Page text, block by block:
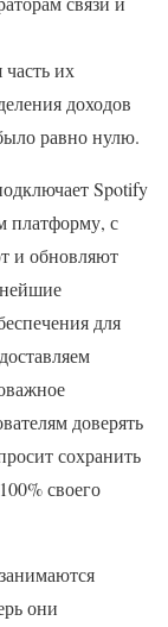
их
доходов
равно нулю.
Spotify
платформу, с
и обновляют
для
доверять
сохранить
своего
они